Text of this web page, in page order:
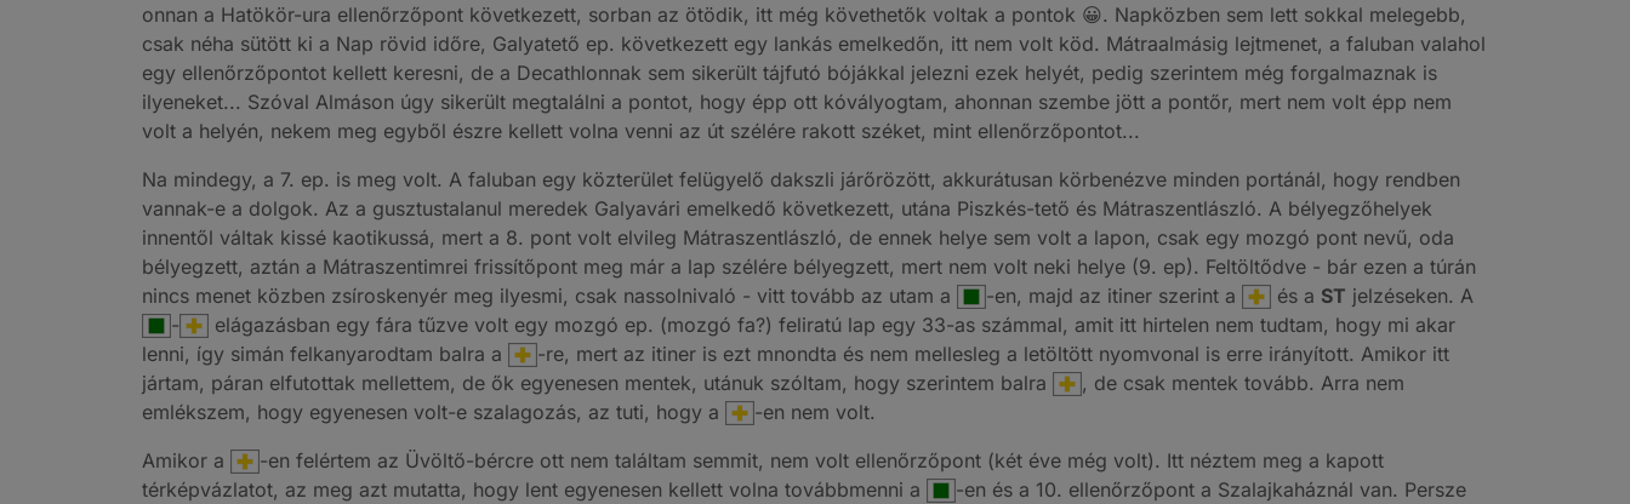
onnan a Hatökör-ura ellenőrzőpont következett, sorban az ötödik, itt még követhetők voltak a pontok 😀. Napközben sem lett sokkal melegebb,
csak néha sütött ki a Nap rövid időre, Galyatető ep. következett egy lankás emelkedőn, itt nem volt köd. Mátraalmásig lejtmenet, a faluban valahol
egy ellenőrzőpontot kellett keresni, de a Decathlonnak sem sikerült tájfutó bójákkal jelezni ezek helyét, pedig szerintem még forgalmaznak is
ilyeneket... Szóval Almáson úgy sikerült megtalálni a pontot, hogy épp ott kóvályogtam, ahonnan szembe jött a pontőr, mert nem volt épp nem
volt a helyén, nekem meg egyből észre kellett volna venni az út szélére rakott széket, mint ellenőrzőpontot...
Na mindegy, a 7. ep. is meg volt. A faluban egy közterület felügyelő dakszli járőrözött, akkurátusan körbenézve minden portánál, hogy rendben
vannak-e a dolgok. Az a gusztustalanul meredek Galyavári emelkedő következett, utána Piszkés-tető és Mátraszentlászló. A bélyegzőhelyek
innentől váltak kissé kaotikussá, mert a 8. pont volt elvileg Mátraszentlászló, de ennek helye sem volt a lapon, csak egy mozgó pont nevű, oda
bélyegzett, aztán a Mátraszentimrei frissítőpont meg már a lap szélére bélyegzett, mert nem volt neki helye (9. ep). Feltöltődve - bár ezen a túrán
nincs menet közben zsíroskenyér meg ilyesmi, csak nassolnivaló - vitt tovább az utam a
-en, majd az itiner szerint a és a ST jelzéseken. A
-
elágazásban egy fára tűzve volt egy mozgó ep. (mozgó fa?) feliratú lap egy 33-as számmal, amit itt hirtelen nem tudtam, hogy mi akar
lenni, így simán felkanyarodtam balra a
-re, mert az itiner is ezt mnondta és nem mellesleg a letöltött nyomvonal is erre irányított. Amikor itt
jártam, páran elfutottak mellettem, de ők egyenesen mentek, utánuk szóltam, hogy szerintem balra
, de csak mentek tovább. Arra nem
emlékszem, hogy egyenesen volt-e szalagozás, az tuti, hogy a
-en nem volt.
Amikor a
-en felértem az Üvöltő-bércre ott nem találtam semmit, nem volt ellenőrzőpont (két éve még volt). Itt néztem meg a kapott
térképvázlatot, az meg azt mutatta, hogy lent egyenesen kellett volna továbbmenni a
-en és a 10. ellenőrzőpont a Szalajkaháznál van. Persze